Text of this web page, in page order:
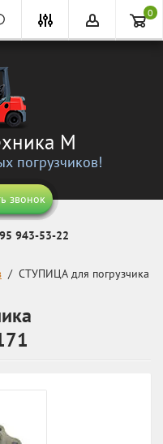
0
М
погрузчиков!
звонок
943-53-22
  /  СТУПИЦА для погрузчика